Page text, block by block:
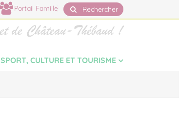
Portail Famille Rechercher
SPORT, CULTURE ET TOURISME